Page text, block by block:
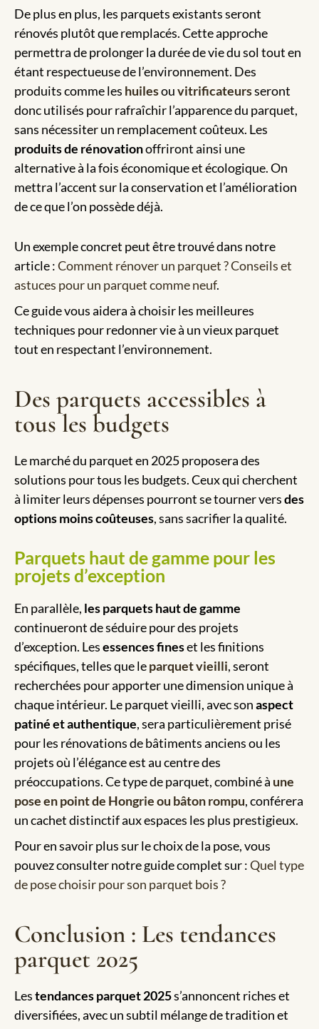
De plus en plus, les parquets existants seront
rénovés plutôt que remplacés. Cette approche
permettra de prolonger la durée de vie du sol tout en
étant respectueuse de l’environnement. Des
produits comme les huilesouvitrificateursseront
donc utilisés pour rafraîchir l’apparence du parquet,
sans nécessiter un remplacement coûteux. Les
produits de rénovationoffriront ainsi une
alternative à la fois économique et écologique. On
mettra l’accent sur la conservation et l’amélioration
de ce que l’on possède déjà.
Un exemple concret peut être trouvé dans notre
article :Comment rénover un parquet ? Conseils et
astuces pour un parquet comme neuf.
Ce guide vous aidera à choisir les meilleures
techniques pour redonner vie à un vieux parquet
tout en respectant l’environnement.
Des parquets accessibles à
tous les budgets
Le marché du parquet en 2025 proposera des
solutions pour tous les budgets. Ceux qui cherchent
à limiter leurs dépenses pourront se tourner versdes
options moins coûteuses, sans sacrifier la qualité.
Parquets haut de gamme pour les
projets d’exception
En parallèle, les parquets haut de gamme
continueront de séduire pour des projets
d’exception. Lesessences fineset les finitions
spécifiques, telles que leparquet vieilli, seront
recherchées pour apporter une dimension unique à
chaque intérieur. Le parquet vieilli, avec sonaspect
patiné et authentique, sera particulièrement prisé
pour les rénovations de bâtiments anciens ou les
projets où l’élégance est au centre des
préoccupations. Ce type de parquet, combiné à une
pose en point de Hongrie ou bâton rompu, conférera
un cachet distinctif aux espaces les plus prestigieux.
Pour en savoir plus sur le choix de la pose, vous
pouvez consulter notre guide complet sur :Quel type
de pose choisir pour son parquet bois ?
Conclusion : Les tendances
parquet 2025
Lestendances parquet 2025s’annoncent riches et
diversifiées, avec un subtil mélange de tradition et